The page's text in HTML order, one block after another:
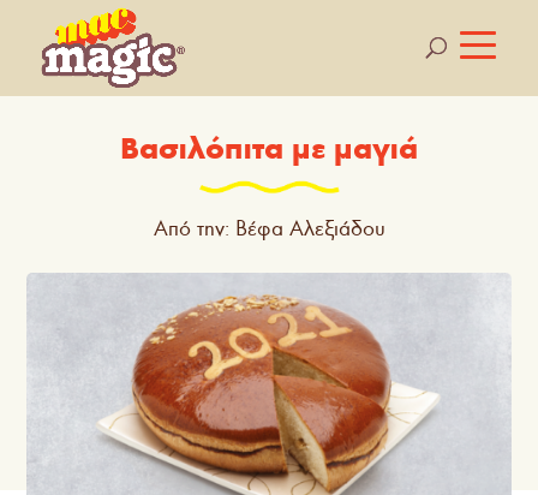
Βασιλόπιτα με μαγιά
Από την: Βέφα Αλεξιάδου